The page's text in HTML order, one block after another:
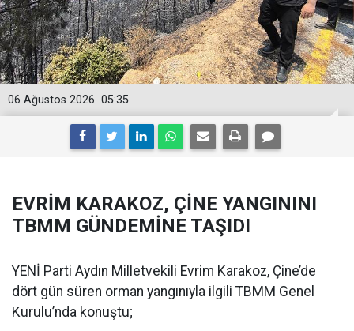
05:35
06 Ağustos 2026
EVRİM KARAKOZ, ÇİNE YANGININI
TBMM GÜNDEMİNE TAŞIDI
YENİ Parti Aydın Milletvekili Evrim Karakoz, Çine’de
dört gün süren orman yangınıyla ilgili TBMM Genel
Kurulu’nda konuştu;